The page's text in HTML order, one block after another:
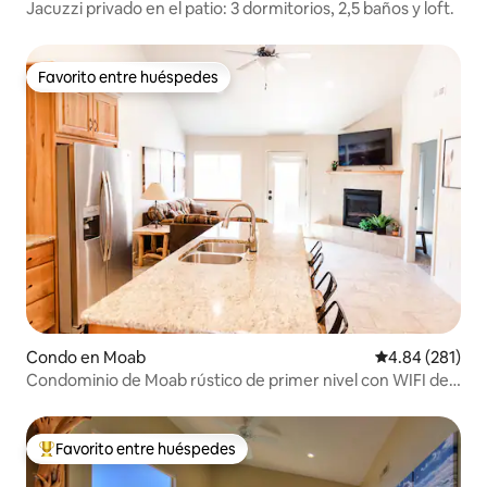
Jacuzzi privado en el patio: 3 dormitorios, 2,5 baños y loft.
Favorito entre huéspedes
Favorito entre huéspedes
Condo en Moab Calificación
4.84 (281)
Condominio de Moab rústico de primer nivel con WIFI de
Favorito entre huéspedes preferido
Favorito entre huéspedes